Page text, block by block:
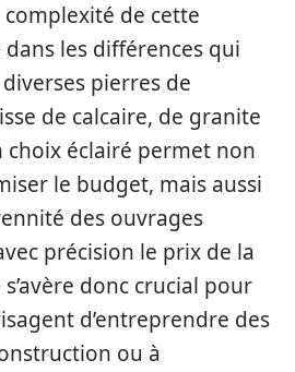
de cette
les différences qui
pierres de
de calcaire, de granite
choix éclairé permet non
le budget, mais aussi
des ouvrages
précision le prix de la
donc crucial pour
d’entreprendre des
ou à